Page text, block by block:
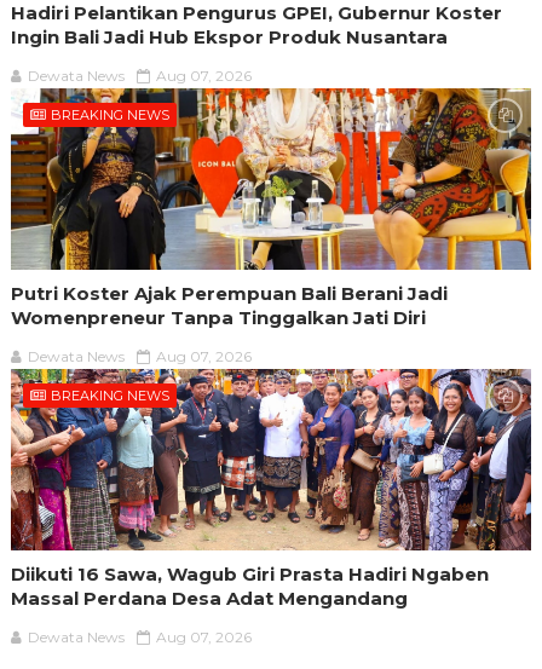
Hadiri Pelantikan Pengurus GPEI, Gubernur Koster
Ingin Bali Jadi Hub Ekspor Produk Nusantara
Dewata News Aug 07, 2026
BREAKING NEWS
Putri Koster Ajak Perempuan Bali Berani Jadi
Womenpreneur Tanpa Tinggalkan Jati Diri
Dewata News Aug 07, 2026
BREAKING NEWS
Diikuti 16 Sawa, Wagub Giri Prasta Hadiri Ngaben
Massal Perdana Desa Adat Mengandang
Dewata News Aug 07, 2026